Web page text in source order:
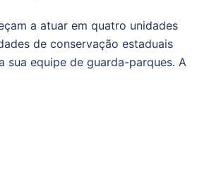
a atuar em quatro unidades
de conservação estaduais
sua equipe de guarda-parques. A